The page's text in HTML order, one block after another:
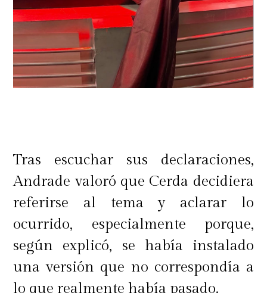
Tras escuchar sus declaraciones,
Andrade valoró que Cerda decidiera
referirse al tema y aclarar lo
ocurrido, especialmente porque,
según explicó, se había instalado
una versión que no correspondía a
lo que realmente había pasado.